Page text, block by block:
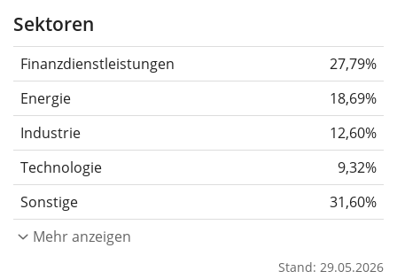
Sektoren
Finanzdienstleistungen
27,79%
Energie
18,69%
Industrie
12,60%
Technologie
9,32%
Sonstige
31,60%
Mehr anzeigen
Stand: 29.05.2026